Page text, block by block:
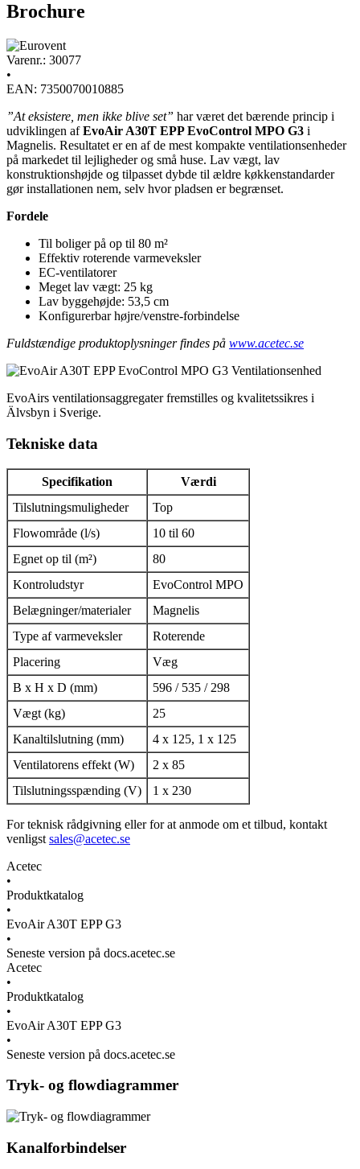
Brochure
Varenr.: 30077
•
EAN: 7350070010885
”At eksistere, men ikke blive set” har været det bærende princip i
udviklingen afEvoAir A30T EPP EvoControl MPO G3 i
Magnelis. Resultatet er en af de mest kompakte ventilationsenheder
på markedet til lejligheder og små huse. Lav vægt, lav
konstruktionshøjde og tilpasset dybde til ældre køkkenstandarder
gør installationen nem, selv hvor pladsen er begrænset.
Fordele
Til boliger på op til 80 m²
Effektiv roterende varmeveksler
EC-ventilatorer
Meget lav vægt: 25 kg
Lav byggehøjde: 53,5 cm
Konfigurerbar højre/venstre-forbindelse
Fuldstændige produktoplysninger findes på www.acetec.se
EvoAirs ventilationsaggregater fremstilles og kvalitetssikres i
Älvsbyn i Sverige.
Tekniske data
Specifikation
Værdi
Tilslutningsmuligheder
Top
Flowområde (l/s)
10 til 60
Egnet op til (m²)
80
Kontroludstyr
EvoControl MPO
Belægninger/materialer
Magnelis
Type af varmeveksler
Roterende
Placering
Væg
B x H x D (mm)
596 / 535 / 298
Vægt (kg)
25
Kanaltilslutning (mm)
4 x 125, 1 x 125
Ventilatorens effekt (W)
2 x 85
Tilslutningsspænding (V)
1 x 230
For teknisk rådgivning eller for at anmode om et tilbud, kontakt
venligst sales@acetec.se
Acetec
•
Produktkatalog
•
EvoAir A30T EPP G3
•
Seneste version på docs.acetec.se
Acetec
•
Produktkatalog
•
EvoAir A30T EPP G3
•
Seneste version på docs.acetec.se
Tryk- og flowdiagrammer
Kanalforbindelser